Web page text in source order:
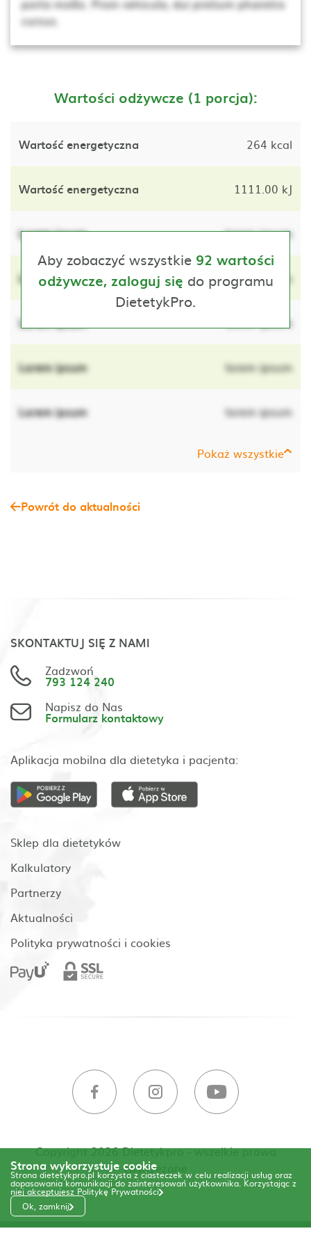
porta mollis. Proin vehicula, dui pretium pharetra
cursus.
Wartości odżywcze (1 porcja):
Wartość energetyczna 264 kcal
Wartość energetyczna 1111.00 kJ
Lorem ipsum lorem ipsum
Lorem ipsum lorem ipsum
Lorem ipsum lorem ipsum
Lorem ipsum lorem ipsum
Lorem ipsum lorem ipsum
Pokaż wszystkie
Aby zobaczyć wszystkie 92 wartości
odżywcze, zaloguj się do programu
DietetykPro.
Powrót do aktualności
SKONTAKTUJ SIĘ Z NAMI
Zadzwoń
793 124 240
Napisz do Nas
Formularz kontaktowy
Aplikacja mobilna dla dietetyka i pacjenta:
Sklep dla dietetyków
Kalkulatory
Partnerzy
Aktualności
Polityka prywatności i cookies
Copyright 2026 Dietetykpro - wszelkie prawa
zastrzeżone
Strona wykorzystuje cookie
Strona dietetykpro.pl korzysta z ciasteczek w celu realizacji usług oraz
dopasowania komunikacji do zainteresowań użytkownika. Korzystając z
niej akceptujesz Politykę Prywatności
Ok, zamknij